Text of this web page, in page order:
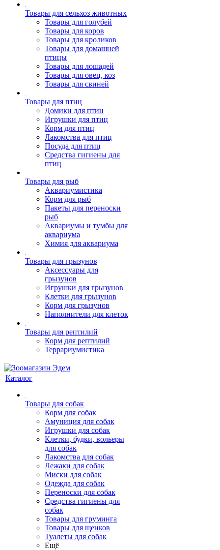
Товары для сельхоз животных
Товары для голубей
Товары для коров
Товары для кроликов
Товары для домашней
птицы
Товары для лошадей
Товары для овец, коз
Товары для свиней
Товары для птиц
Домики для птиц
Игрушки для птиц
Корм для птиц
Лакомства для птиц
Посуда для птиц
Средства гигиены для
птиц
Товары для рыб
Аквариумистика
Корм для рыб
Пакеты для переноски
рыб
Аквариумы и тумбы для
аквариума
Химия для аквариума
Товары для грызунов
Аксессуары для
грызунов
Игрушки для грызунов
Клетки для грызунов
Корм для грызунов
Наполнители для клеток
Товары для рептилий
Корм для рептилий
Террариумистика
Каталог
Товары для собак
Корм для собак
Амуниция для собак
Игрушки для собак
Клетки, будки, вольеры
для собак
Лакомства для собак
Лежаки для собак
Миски для собак
Одежда для собак
Переноски для собак
Средства гигиены для
собак
Товары для груминга
Товары для щенков
Туалеты для собак
Ещё